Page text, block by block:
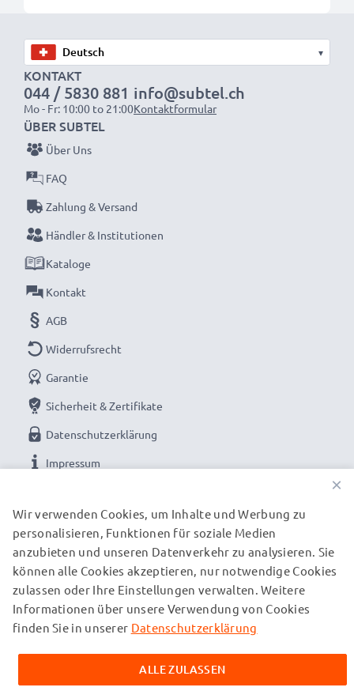
▾
KONTAKT
044 / 5830 881
Mo - Fr: 10:00 to 21:00
info@subtel.ch
Kontaktformular
UNSERE ZAHLUNGSOPTIONEN
ÜBER SUBTEL
Über Uns
FAQ
Zahlung & Versand
Händler & Institutionen
Kataloge
Kontakt
AGB
Widerrufsrecht
Garantie
Sicherheit & Zertifikate
Datenschutzerklärung
Impressum
UNSERE VERSANDPARTNER
© subtel.ch 2026
zuzüglich Versandkosten. Bitte beachten Sie, dass alle
×
Wir verwenden Cookies, um Inhalte und Werbung zu
personalisieren, Funktionen für soziale Medien
anzubieten und unseren Datenverkehr zu analysieren. Sie
können alle Cookies akzeptieren, nur notwendige Cookies
zulassen oder Ihre Einstellungen verwalten. Weitere
Informationen über unsere Verwendung von Cookies
finden Sie in unserer Datenschutzerklärung
ALLE ZULASSEN